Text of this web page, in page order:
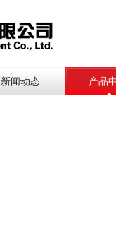
新闻动态 产品